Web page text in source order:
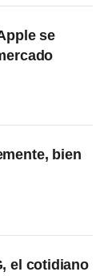
se
bien
el cotidiano